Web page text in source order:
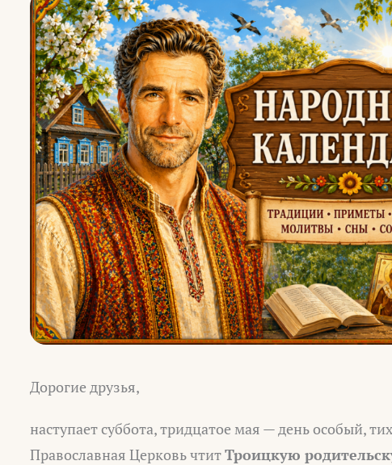
Дорогие друзья,
наступает суббота, тридцатое мая — день особый,
Православная Церковь чтитТроицкую